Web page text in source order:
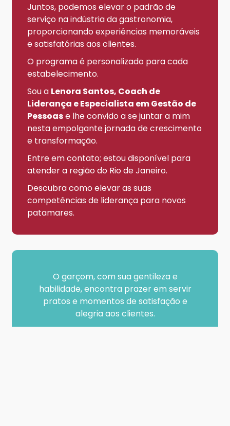
Juntos, podemos elevar o padrão de
serviço na indústria da gastronomia,
proporcionando experiências memoráveis
e satisfatórias aos clientes.
O programa é personalizado para cada
estabelecimento.
Sou a Lenora Santos, Coach de
Liderança e Especialista em Gestão de
Pessoase lhe convido a se juntar a mim
nesta empolgante jornada de crescimento
e transformação.
Entre em contato; estou disponível para
atender a região do Rio de Janeiro.
Descubra como elevar as suas
competências de liderança para novos
patamares.
O garçom, com sua gentileza e
habilidade, encontra prazer em servir
pratos e momentos de satisfação e
alegria aos clientes.